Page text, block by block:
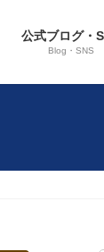
公式ブログ・
Blog・SNS